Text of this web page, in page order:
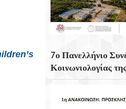
Hashimoto: Η
Από Την Κόπωση
Ενέργειας
7 Αυγούστου 2004
Γέφυρα Ρίου –
Των Ναζί Κατακτητών
7ο Πανελλήνιο
Κοινωνιολογίας